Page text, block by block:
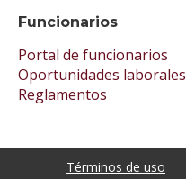
Funcionarios
Portal de funcionarios
Oportunidades laborales
Reglamentos
Términos de uso